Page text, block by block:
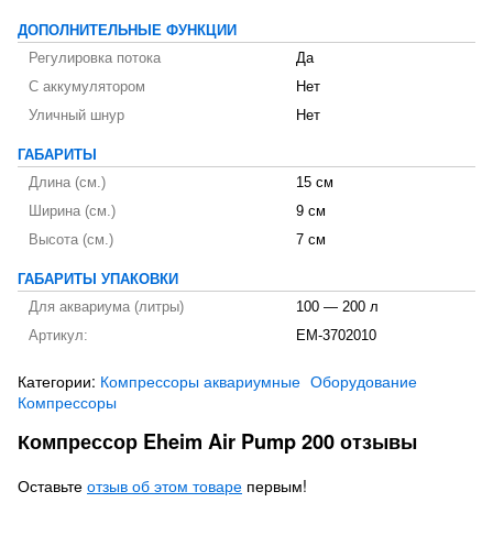
ДОПОЛНИТЕЛЬНЫЕ ФУНКЦИИ
Регулировка потока
Да
С аккумулятором
Нет
Уличный шнур
Нет
ГАБАРИТЫ
Длина (см.)
15 см
Ширина (см.)
9 см
Высота (см.)
7 см
ГАБАРИТЫ УПАКОВКИ
Для аквариума (литры)
100 — 200 л
Артикул:
EM-3702010
Категории: Компрессоры аквариумные Оборудование
Компрессоры
Компрессор Eheim Air Pump 200 отзывы
Оставьте отзыв об этом товаре первым!